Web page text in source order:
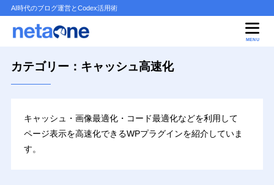
AI時代のブログ運営とCodex活用術
MENU
カテゴリー：キャッシュ高速化
キャッシュ・画像最適化・コード最適化などを利用して
ページ表示を高速化できるWPプラグインを紹介していま
す。